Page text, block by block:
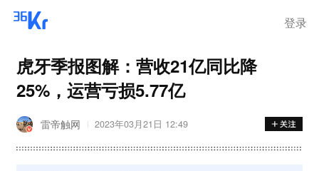
登录
虎牙季报图解：营收21亿同比降
25%，运营亏损5.77亿
雷帝触网 2023年03月21日 12:49